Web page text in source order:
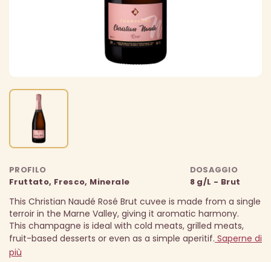
PROFILO
Fruttato, Fresco, Minerale
DOSAGGIO
8 g/L - Brut
This Christian Naudé Rosé Brut cuvee is made from a single
terroir in the Marne Valley, giving it aromatic harmony.
This champagne is ideal with cold meats, grilled meats,
fruit-based desserts or even as a simple aperitif. Saperne di
più